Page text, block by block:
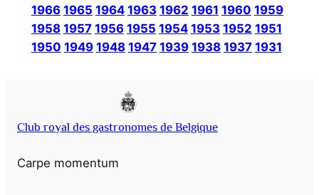
1966 1965 1964 1963 1962 1961 1960 1959
1958 1957 1956 1955 1954 1953 1952 1951
1950 1949 1948 1947 1939 1938 1937 1931
Club royal des gastronomes de Belgique
Carpe momentum